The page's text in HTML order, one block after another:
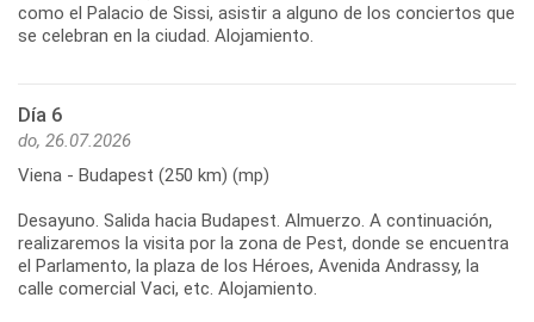
como el Palacio de Sissi, asistir a alguno de los conciertos que
se celebran en la ciudad. Alojamiento.
Día 6
do, 26.07.2026
Viena - Budapest (250 km) (mp)
Desayuno. Salida hacia Budapest. Almuerzo. A continuación,
realizaremos la visita por la zona de Pest, donde se encuentra
el Parlamento, la plaza de los Héroes, Avenida Andrassy, la
calle comercial Vaci, etc. Alojamiento.